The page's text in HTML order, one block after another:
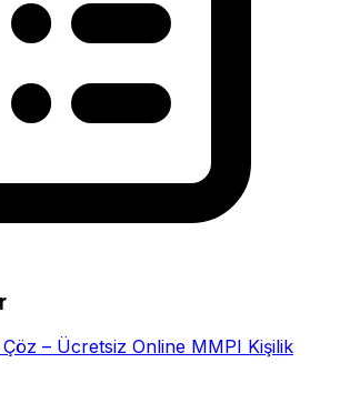
– Ücretsiz Online MMPI Kişilik